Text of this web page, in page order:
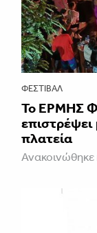
ΦΕΣΤΙΒΑΛ
Το ΕΡΜΗΣ
πλατεία